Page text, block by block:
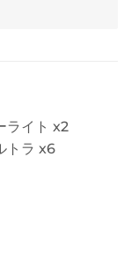
ライト x2
トラ x6